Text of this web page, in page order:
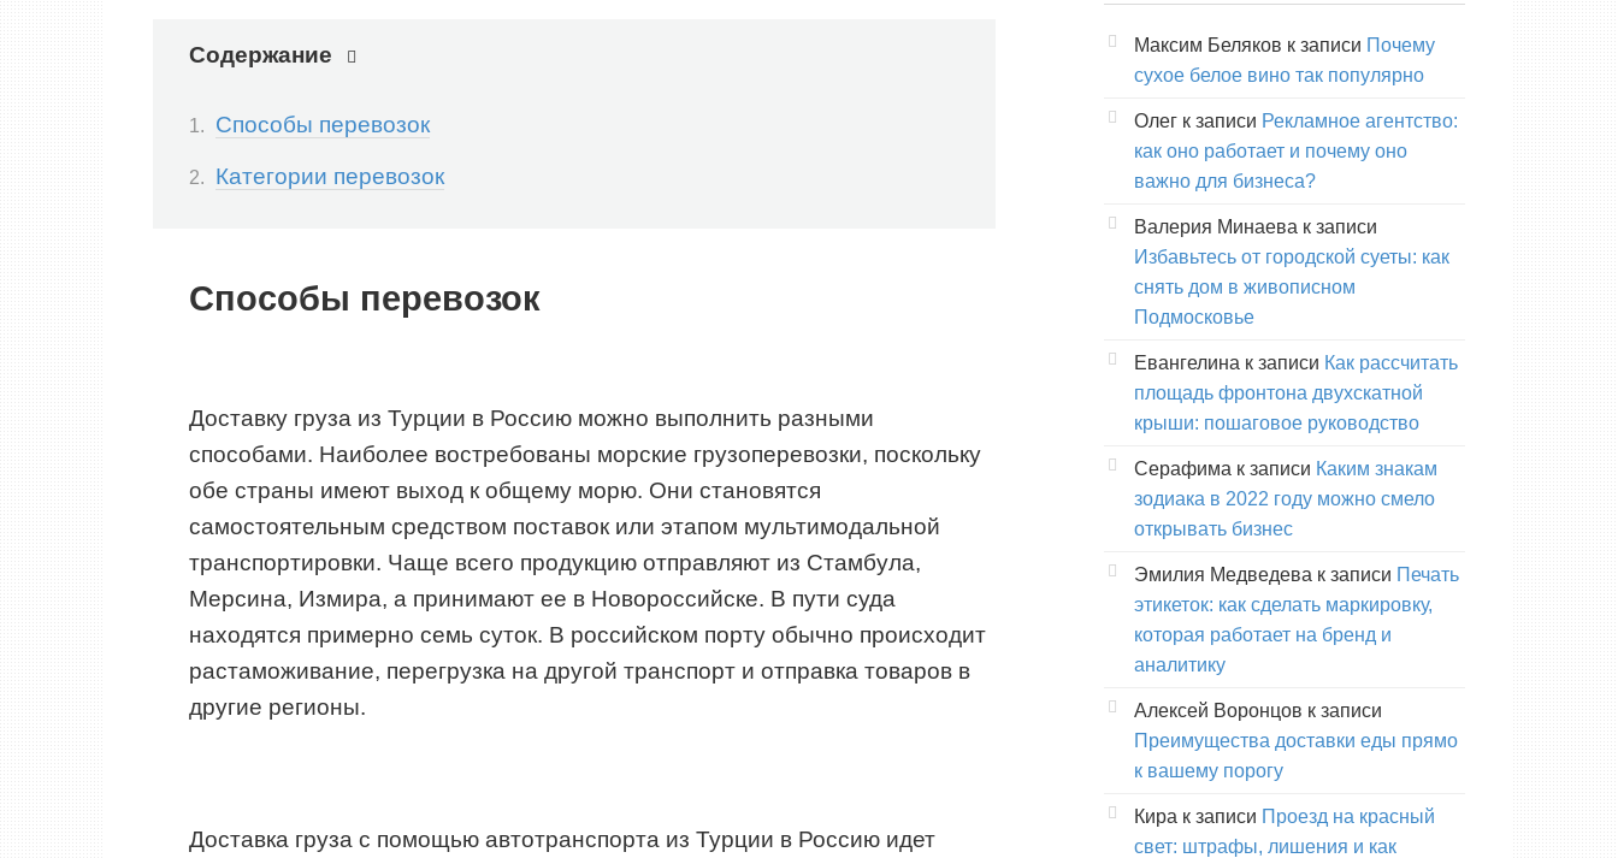
Содержание
Способы перевозок
Категории перевозок
Способы перевозок
Доставку груза из Турции в Россию можно выполнить разными
способами. Наиболее востребованы морские грузоперевозки, поскольку
обе страны имеют выход к общему морю. Они становятся
самостоятельным средством поставок или этапом мультимодальной
транспортировки. Чаще всего продукцию отправляют из Стамбула,
Мерсина, Измира, а принимают ее в Новороссийске. В пути суда
находятся примерно семь суток. В российском порту обычно происходит
растаможивание, перегрузка на другой транспорт и отправка товаров в
другие регионы.
Доставка груза с помощью автотранспорта из Турции в Россию идет
Максим Беляков к записи Почему
сухое белое вино так популярно
Олег к записи Рекламное агентство:
как оно работает и почему оно
важно для бизнеса?
Валерия Минаева к записи
Избавьтесь от городской суеты: как
снять дом в живописном
Подмосковье
Евангелина к записи Как рассчитать
площадь фронтона двухскатной
крыши: пошаговое руководство
Серафима к записи Каким знакам
зодиака в 2022 году можно смело
открывать бизнес
Эмилия Медведева к записи Печать
этикеток: как сделать маркировку,
которая работает на бренд и
аналитику
Алексей Воронцов к записи
Преимущества доставки еды прямо
к вашему порогу
Кира к записи Проезд на красный
свет: штрафы, лишения и как